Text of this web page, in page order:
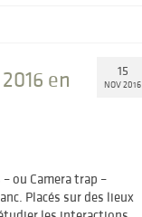
15
NOV 2016
en
ou Camera trap –
Placés sur des lieux